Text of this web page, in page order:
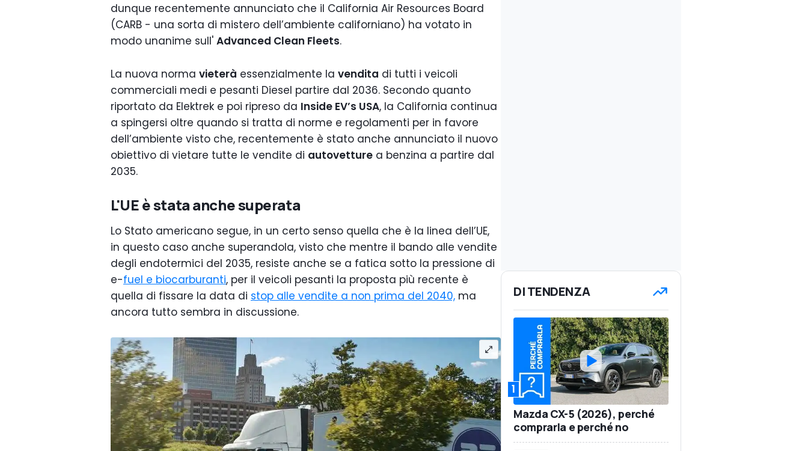
dunque recentemente annunciato che il California Air Resources Board
(CARB - una sorta di mistero dell’ambiente californiano) ha votato in
modo unanime sull' Advanced Clean Fleets.
La nuova norma vieterà essenzialmente la vendita di tutti i veicoli
commerciali medi e pesanti Diesel partire dal 2036. Secondo quanto
riportato da Elektrek e poi ripreso da Inside EV’s USA, la California continua
a spingersi oltre quando si tratta di norme e regolamenti per in favore
dell’ambiente visto che, recentemente è stato anche annunciato il nuovo
obiettivo di vietare tutte le vendite di autovetture a benzina a partire dal
2035.
L'UE è stata anche superata
Lo Stato americano segue, in un certo senso quella che è la linea dell’UE,
in questo caso anche superandola, visto che mentre il bando alle vendite
degli endotermici del 2035, resiste anche se a fatica sotto la pressione di
e-fuel e biocarburanti, per il veicoli pesanti la proposta più recente è
quella di fissare la data di stop alle vendite a non prima del 2040, ma
ancora tutto sembra in discussione.
DI TENDENZA
1
Mazda CX-5 (2026), perché
comprarla e perché no